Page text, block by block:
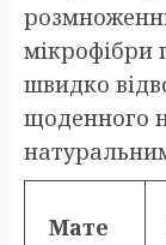
мікрофібри
швидко
щоденного
Мате